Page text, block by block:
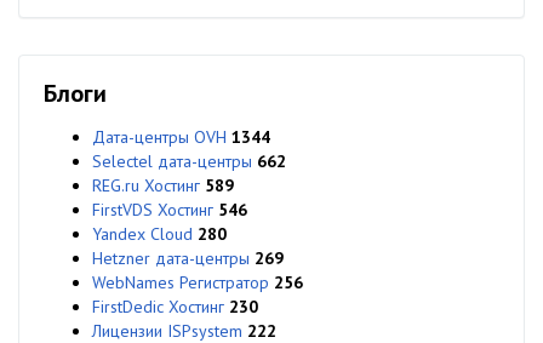
Блоги
Дата-центры OVH 1344
Selectel дата-центры 662
REG.ru Хостинг 589
FirstVDS Хостинг 546
Yandex Cloud 280
Hetzner дата-центры 269
WebNames Регистратор 256
FirstDedic Хостинг 230
Лицензии ISPsystem 222